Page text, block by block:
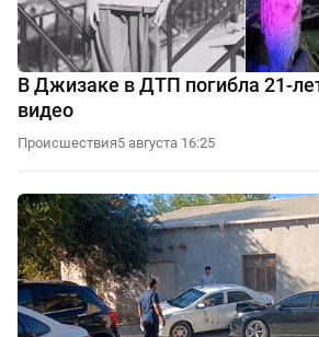
В Джизаке в ДТП погибла 21-
видео
Происшествия5 августа 16:25